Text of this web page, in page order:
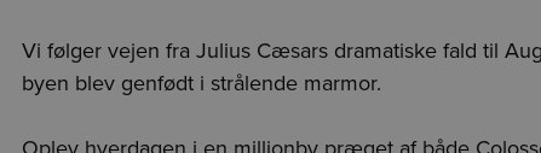
Vi følger vejen fra Julius Cæsars dramatiske fald til
byen blev genfødt i strålende marmor.